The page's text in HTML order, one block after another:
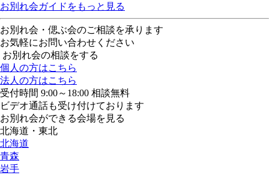
お別れ会ガイドをもっと見る
お別れ会・偲ぶ会のご相談を承ります
お気軽にお問い合わせください
お別れ会の相談をする
個人の方はこちら
法人の方はこちら
受付時間 9:00～18:00 相談無料
ビデオ通話も受け付けております
お別れ会ができる会場を見る
北海道・東北
北海道
青森
岩手